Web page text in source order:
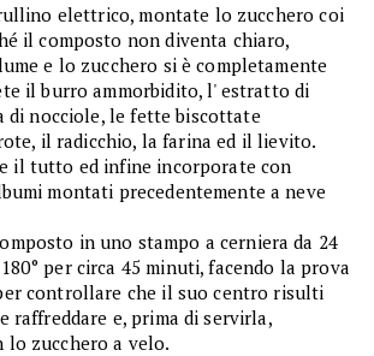
elettrico, montate lo zucchero coi
il composto non diventa chiaro,
e lo zucchero si è completamente
il burro ammorbidito, l' estratto di
di nocciole, le fette biscottate
il radicchio, la farina ed il lievito.
il tutto ed infine incorporate con
montati precedentemente a neve
in uno stampo a cerniera da 24
per circa 45 minuti, facendo la prova
controllare che il suo centro risulti
raffreddare e, prima di servirla,
lo zucchero a velo.